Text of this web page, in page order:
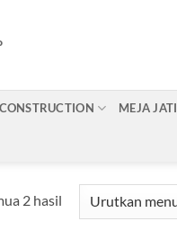
MEJA JATI
2 hasilDiurutkan
menurut